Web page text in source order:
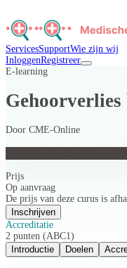
ServicesSupportWie zijn wij
InloggenRegistreer
E-learning
Door CME-Online
Prijs
Op aanvraag
De prijs van deze curus is
Inschrijven
Accreditatie
2 punten (ABC1)
Introductie
Doelen